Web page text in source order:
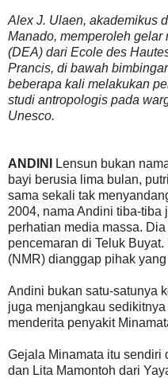
Alex J. Ulaen, akademikus
Manado, memperoleh
(DEA) dari Ecole des
Prancis, di bawah
beberapa kali melakukan
studi antropologis pada
Unesco.
ANDINI
Lensun bukan
bayi berusia lima bulan,
sama sekali tak
2004, nama Andini tiba-tiba
perhatian media massa.
pencemaran di Teluk
(NMR) dianggap pihak
Andini bukan satu-satunya
juga menjangkau
menderita penyakit
Gejala Minamata itu
dan Lita Mamontoh dari